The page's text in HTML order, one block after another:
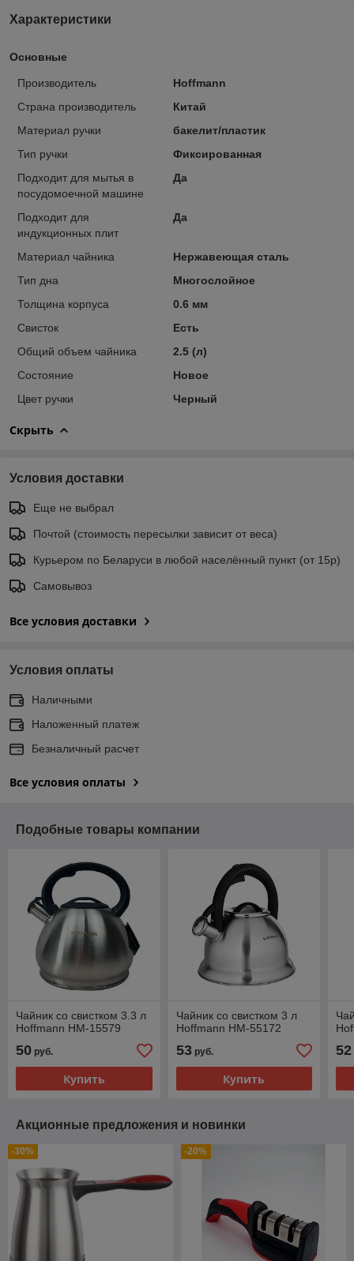
Характеристики
Основные
Производитель
Hoffmann
Страна производитель
Китай
Материал ручки
бакелит/пластик
Тип ручки
Фиксированная
Подходит для мытья в
посудомоечной машине
Да
Подходит для
индукционных плит
Да
Материал чайника
Нержавеющая сталь
Тип дна
Многослойное
Толщина корпуса
0.6 мм
Свисток
Есть
Общий объем чайника
2.5 (л)
Состояние
Новое
Цвет ручки
Черный
Скрыть
Условия доставки
Еще не выбрал
Почтой (стоимость пересылки зависит от веса)
Курьером по Беларуси в любой населённый пункт (от 15р)
Самовывоз
Все условия доставки
Условия оплаты
Наличными
Наложенный платеж
Безналичный расчет
Все условия оплаты
Подобные товары компании
Чайник со свистком 3.3 л
Hoffmann HM-15579
50 руб.
Купить
Чайник со свистком 3 л
Hoffmann HM-55172
53руб.
Купить
52
Акционные предложения и новинки
-30% -20%